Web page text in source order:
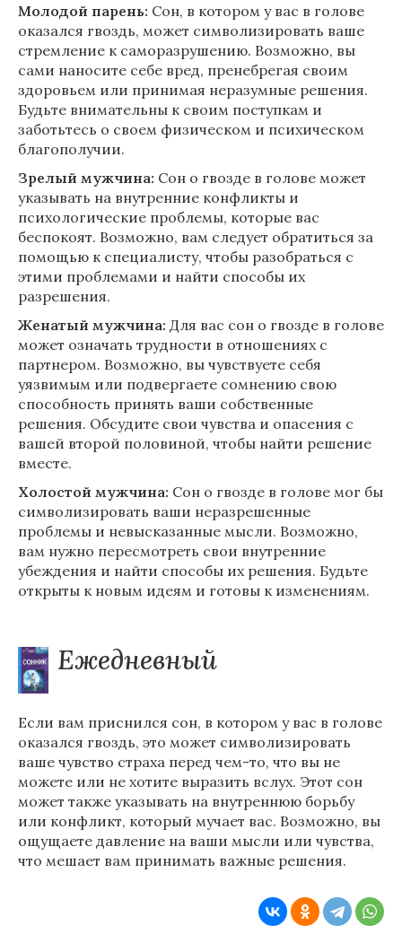
Молодой парень: Сон, в котором у вас в голове
оказался гвоздь, может символизировать ваше
стремление к саморазрушению. Возможно, вы
сами наносите себе вред, пренебрегая своим
здоровьем или принимая неразумные решения.
Будьте внимательны к своим поступкам и
заботьтесь о своем физическом и психическом
благополучии.
Зрелый мужчина: Сон о гвозде в голове может
указывать на внутренние конфликты и
психологические проблемы, которые вас
беспокоят. Возможно, вам следует обратиться за
помощью к специалисту, чтобы разобраться с
этими проблемами и найти способы их
разрешения.
Женатый мужчина: Для вас сон о гвозде в голове
может означать трудности в отношениях с
партнером. Возможно, вы чувствуете себя
уязвимым или подвергаете сомнению свою
способность принять ваши собственные
решения. Обсудите свои чувства и опасения с
вашей второй половиной, чтобы найти решение
вместе.
Холостой мужчина: Сон о гвозде в голове мог бы
символизировать ваши неразрешенные
проблемы и невысказанные мысли. Возможно,
вам нужно пересмотреть свои внутренние
убеждения и найти способы их решения. Будьте
открыты к новым идеям и готовы к изменениям.
Ежедневный
Если вам приснился сон, в котором у вас в голове
оказался гвоздь, это может символизировать
ваше чувство страха перед чем-то, что вы не
можете или не хотите выразить вслух. Этот сон
может также указывать на внутреннюю борьбу
или конфликт, который мучает вас. Возможно, вы
ощущаете давление на ваши мысли или чувства,
что мешает вам принимать важные решения.